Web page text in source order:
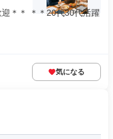
＊＊ ＊＊20代30代活躍
気になる